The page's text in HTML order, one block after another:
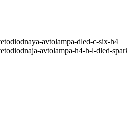
avtolampa-dled-c-six-h4
avtolampa-h4-h-l-dled-